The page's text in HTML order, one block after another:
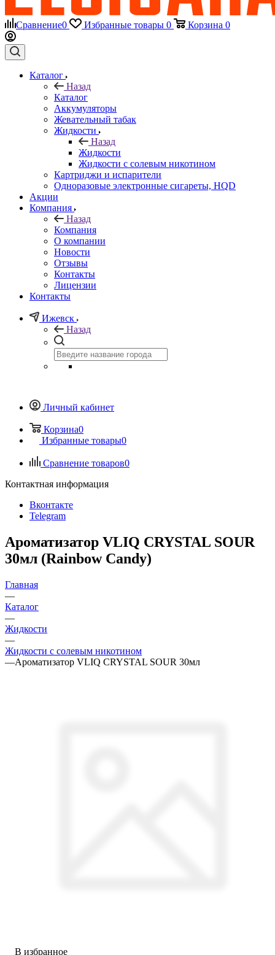
Сравнение0 Избранные товары 0 Корзина 0
Каталог
Назад
Каталог
Аккумуляторы
Жевательный табак
Жидкости
Назад
Жидкости
Жидкости с солевым никотином
Картриджи и испарители
Одноразовые электронные сигареты, HQD
Акции
Компания
Назад
Компания
О компании
Новости
Отзывы
Контакты
Лицензии
Контакты
Ижевск
Назад
Личный кабинет
Корзина0
Избранные товары0
Сравнение товаров0
Контактная информация
Вконтакте
Telegram
Ароматизатор VLIQ CRYSTAL SOUR
30мл (Rainbow Candy)
Главная
—
Каталог
—
Жидкости
—
Жидкости с солевым никотином
—Ароматизатор VLIQ CRYSTAL SOUR 30мл
В избранное